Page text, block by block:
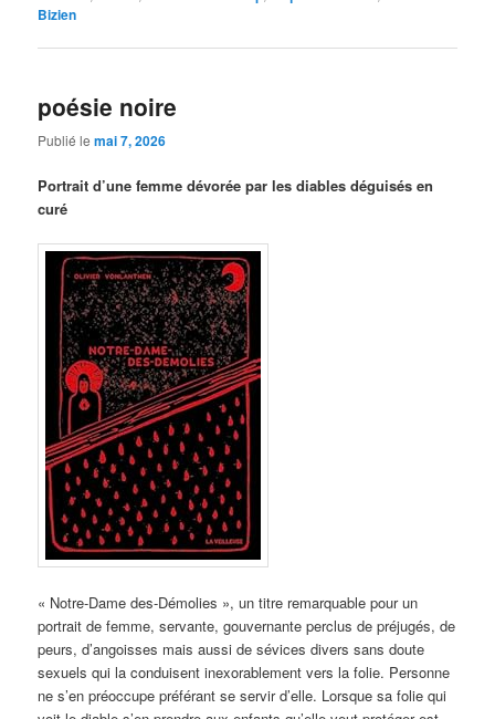
Bizien
poésie noire
Publié lemai 7, 2026
Portrait d’une femme dévorée par les diables déguisés en
curé
« Notre-Dame des-Démolies », un titre remarquable pour un
portrait de femme, servante, gouvernante perclus de préjugés, de
peurs, d’angoisses mais aussi de sévices divers sans doute
sexuels qui la conduisent inexorablement vers la folie. Personne
ne s’en préoccupe préférant se servir d’elle. Lorsque sa folie qui